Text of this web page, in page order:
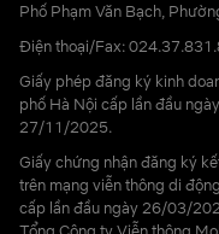
Phố Phạm Văn Bạch,
Điện thoại/Fax:
Giấy phép đăng ký kinh
phố Hà Nội cấp lần đầu
27/11/2025.
Giấy chứng nhận đăng ký
trên mạng viễn thông di
cấp lần đầu ngày 26/03/